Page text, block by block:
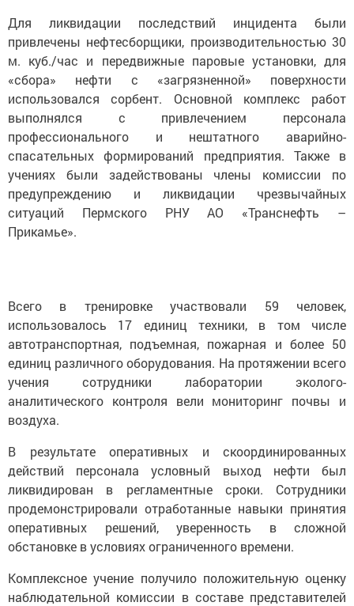
Для ликвидации последствий инцидента были
привлечены нефтесборщики, производительностью 30
м. куб./час и передвижные паровые установки, для
«сбора» нефти с «загрязненной» поверхности
использовался сорбент. Основной комплекс работ
выполнялся с привлечением персонала
профессионального и нештатного аварийно-
спасательных формирований предприятия. Также в
учениях были задействованы члены комиссии по
предупреждению и ликвидации чрезвычайных
ситуаций Пермского РНУ АО «Транснефть –
Прикамье».
Всего в тренировке участвовали 59 человек,
использовалось 17 единиц техники, в том числе
автотранспортная, подъемная, пожарная и более 50
единиц различного оборудования. На протяжении всего
учения сотрудники лаборатории эколого-
аналитического контроля вели мониторинг почвы и
воздуха.
В результате оперативных и скоординированных
действий персонала условный выход нефти был
ликвидирован в регламентные сроки. Сотрудники
продемонстрировали отработанные навыки принятия
оперативных решений, уверенность в сложной
обстановке в условиях ограниченного времени.
Комплексное учение получило положительную оценку
наблюдательной комиссии в составе представителей